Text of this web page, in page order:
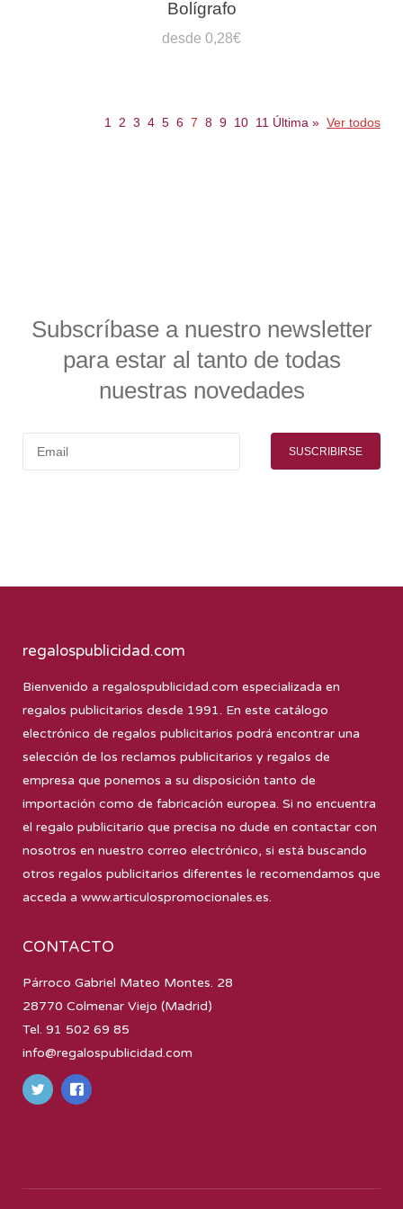
Bolígrafo
desde 0,28€
1 2 3 4 5 6 7 8 9 10 11 Última » Ver todos
Subscríbase a nuestro newsletter
para estar al tanto de todas
nuestras novedades
SUSCRIBIRSE
regalospublicidad.com
Bienvenido a regalospublicidad.com especializada en
regalos publicitarios desde 1991. En este catálogo
electrónico de regalos publicitarios podrá encontrar una
selección de los reclamos publicitarios y regalos de
empresa que ponemos a su disposición tanto de
importación como de fabricación europea. Si no encuentra
el regalo publicitario que precisa no dude en contactar con
nosotros en nuestro correo electrónico, si está buscando
otros regalos publicitarios diferentes le recomendamos que
acceda a www.articulospromocionales.es.
CONTACTO
Párroco Gabriel Mateo Montes. 28
28770 Colmenar Viejo (Madrid)
Tel. 91 502 69 85
info@regalospublicidad.com